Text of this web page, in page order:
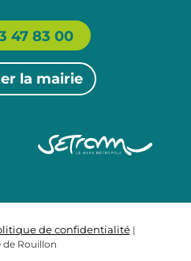
47 83 00
la mairie
de confidentialité|
de Rouillon